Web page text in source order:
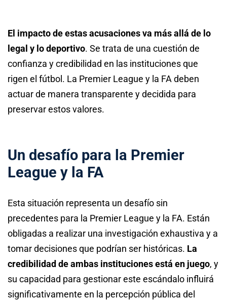
El impacto de estas acusaciones va más allá de lo
legal y lo deportivo. Se trata de una cuestión de
confianza y credibilidad en las instituciones que
rigen el fútbol. La Premier League y la FA deben
actuar de manera transparente y decidida para
preservar estos valores.
Un desafío para la Premier
League y la FA
Esta situación representa un desafío sin
precedentes para la Premier League y la FA. Están
obligadas a realizar una investigación exhaustiva y a
tomar decisiones que podrían ser históricas. La
credibilidad de ambas instituciones está en juego, y
su capacidad para gestionar este escándalo influirá
significativamente en la percepción pública del